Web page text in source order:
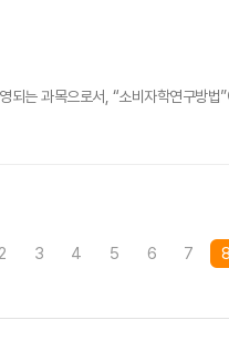
되는 과목으로서, “소비자학연구방
2 3 4 5 6 7 8